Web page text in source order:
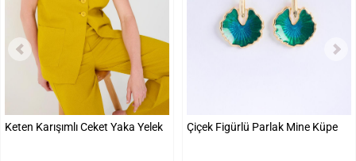
Keten Karışımlı Ceket Yaka Yelek Çiçek Figürlü Parlak Mine Küpe